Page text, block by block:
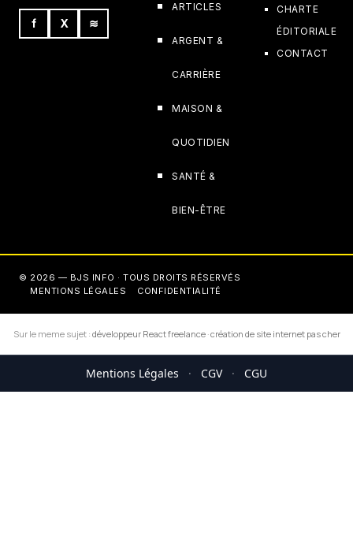
f X ≋
ARTICLES
ARGENT &
CARRIÈRE
MAISON &
QUOTIDIEN
SANTÉ &
BIEN-ÊTRE
CHARTE
ÉDITORIALE
CONTACT
© 2026 — BJS INFO · TOUS DROITS RÉSERVÉS
MENTIONS LÉGALES
CONFIDENTIALITÉ
Sur le meme sujet : développeur React freelance·création de site internet pas cher
Mentions Légales · CGV · CGU